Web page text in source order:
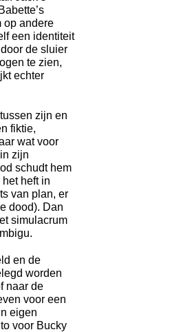
op andere
een identiteit
de sluier
te zien,
echter
zijn en
fiktie,
wat voor
zijn
schudt hem
heft in
van plan, er
dood). Dan
simulacrum
en de
worden
naar de
voor een
eigen
voor Bucky